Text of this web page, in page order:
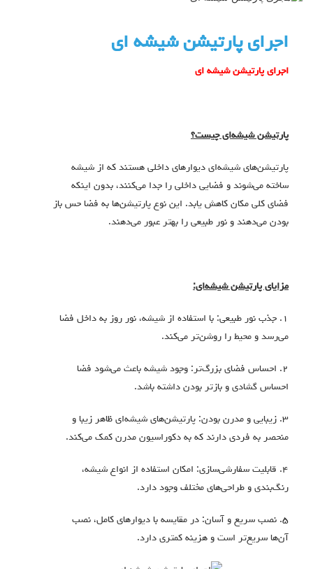
اجرای پارتیشن شیشه ای
اجرای پارتیشن شیشه ای
پارتیشن شیشه‌ای چیست؟
پارتیشن‌های شیشه‌ای دیوارهای داخلی هستند که از شیشه
ساخته می‌شوند و فضایی داخلی را جدا می‌کنند، بدون اینکه
فضای کلی مکان کاهش یابد. این نوع پارتیشن‌ها به فضا حس باز
بودن می‌دهند و نور طبیعی را بهتر عبور می‌دهند.
مزایای پارتیشن شیشه‌ای:
۱. جذب نور طبیعی: با استفاده از شیشه، نور روز به داخل فضا
می‌رسد و محیط را روشن‌تر می‌کند.
۲. احساس فضای بزرگ‌تر: وجود شیشه باعث می‌شود فضا
احساس گشادی و بازتر بودن داشته باشد.
۳. زیبایی و مدرن بودن: پارتیشن‌های شیشه‌ای ظاهر زیبا و
منحصر به فردی دارند که به دکوراسیون مدرن کمک می‌کند.
۴. قابلیت سفارشی‌سازی: امکان استفاده از انواع شیشه‌،
رنگ‌بندی و طراحی‌های مختلف وجود دارد.
۵. نصب سریع و آسان: در مقایسه با دیوارهای کامل، نصب
آن‌ها سریع‌تر است و هزینه کمتری دارد.